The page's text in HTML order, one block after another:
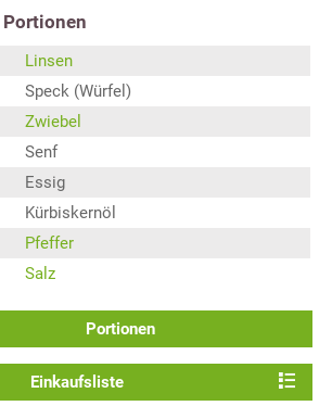
Portionen
Linsen
Speck (Würfel)
Zwiebel
Senf
Essig
Kürbiskernöl
Pfeffer
Salz
Portionen
Einkaufsliste